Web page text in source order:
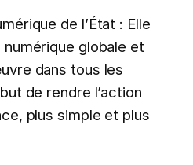
de l’État : Elle
globale et
dans tous les
de rendre l’action
plus simple et plus